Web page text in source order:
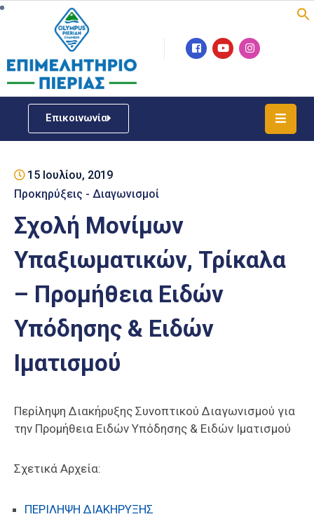
Επικοινωνία
Επιμελητήριο
Νέα
ΓΕΜΗ
Επιχειρηματική
Υποστήριξη
Έκθεση
Παραδοσιακών
Επαγγελμάτων
Έκθεση
ΕΒΕΠ-
Πιερία
15 Ιουλίου, 2019
Προκηρύξεις - Διαγωνισμοί
Σχολή Μονίμων
Υπαξιωματικών, Τρίκαλα
– Προμήθεια Ειδών
Υπόδησης & Ειδών
Ιματισμού
Περίληψη Διακήρυξης Συνοπτικού Διαγωνισμού για
την Προμήθεια Ειδών Υπόδησης & Ειδών Ιματισμού
Σχετικά Αρχεία:
ΠΕΡΙΛΗΨΗ ΔΙΑΚΗΡΥΞΗΣ